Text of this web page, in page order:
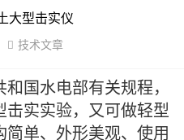
大型击实仪
技术文章
国水电部有关规程，
实实验，又可做轻型
单、外形美观、使用